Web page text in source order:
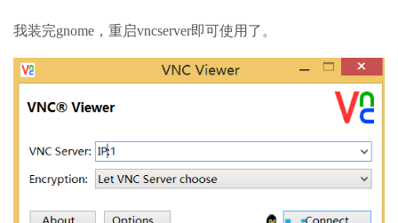
我装完gnome，重启vncserver即可使用了。